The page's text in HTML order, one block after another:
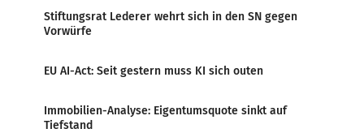
Stiftungsrat Lederer wehrt sich in den SN gegen
Vorwürfe
EU AI-Act: Seit gestern muss KI sich outen
Immobilien-Analyse: Eigentumsquote sinkt auf
Tiefstand